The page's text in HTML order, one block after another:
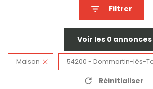
Filtrer
Voir les 0 annonces
Maison 54200 - Dommartin-lès-
Réinitialiser